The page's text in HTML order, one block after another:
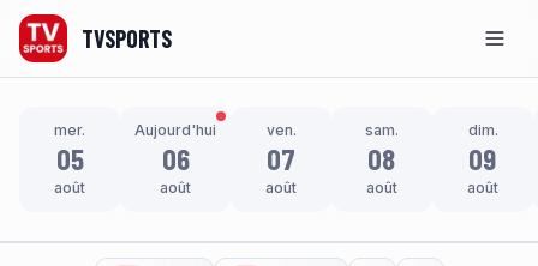
TVSPORTS
mer.
05
août
Aujourd'hui
06
août
ven.
07
août
sam.
08
août
dim.
09
août